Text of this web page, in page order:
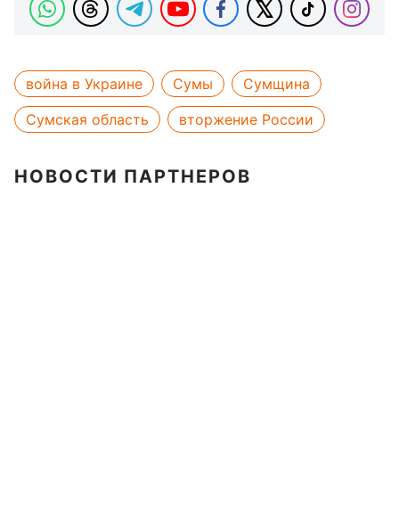
война в Украине Сумы
Сумщина
Сумская область
вторжение России
НОВОСТИ ПАРТНЕРОВ